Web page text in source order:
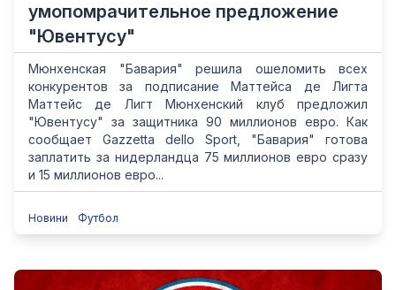
умопомрачительное предложение
"Ювентусу"
Мюнхенская "Бавария" решила ошеломить всех
конкурентов за подписание Маттейса де Лигта
Маттейс де Лигт Мюнхенский клуб предложил
"Ювентусу" за защитника 90 миллионов евро. Как
сообщает Gazzetta dello Sport, "Бавария" готова
заплатить за нидерландца 75 миллионов евро сразу
и 15 миллионов евро...
Новини Футбол